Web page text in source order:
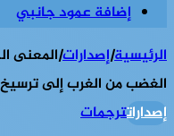
إضافة عمود جانبي
الرئيسية|إصدارات|المعنى
الغضب من الغرب إلى
إصداراتترجمات